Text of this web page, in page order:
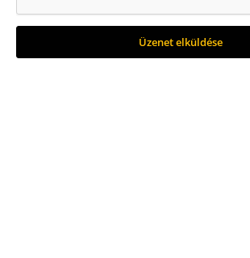
Üzenet elküldése